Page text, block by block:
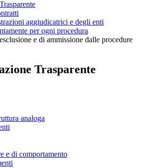
aggiudicatrici e degli enti
per ogni procedura
e di ammissione dalle procedure
Trasparente
analoga
e di comportamento